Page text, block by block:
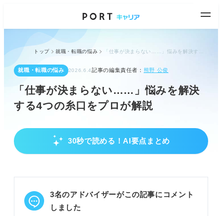
トップ 就職・転職の悩み
就職・転職の悩み 2026.6.4記事の編集責任者： 熊野 公俊
「仕事が決まらない……」悩みを解決
する4つの糸口をプロが解説
30秒で読める！AI要点まとめ
不安を軽くし、心の回復を促す
POINT：焦らず、まずは心身を整えることが重要
3名のアドバイザーがこの記事にコメント
しました